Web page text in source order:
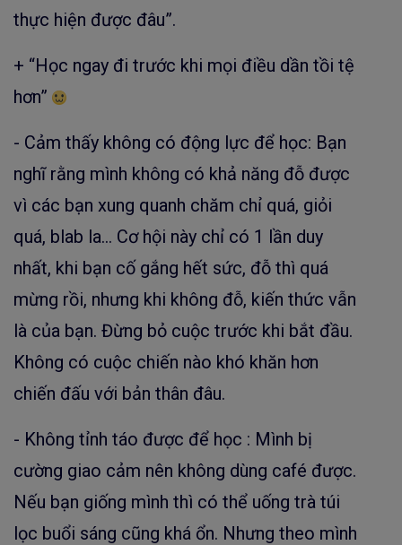
thực hiện được đâu”.
+ “Học ngay đi trước khi mọi điều dần tồi tệ
hơn”
- Cảm thấy không có động lực để học: Bạn
nghĩ rằng mình không có khả năng đỗ được
vì các bạn xung quanh chăm chỉ quá, giỏi
quá, blab la… Cơ hội này chỉ có 1 lần duy
nhất, khi bạn cố gắng hết sức, đỗ thì quá
mừng rồi, nhưng khi không đỗ, kiến thức vẫn
là của bạn. Đừng bỏ cuộc trước khi bắt đầu.
Không có cuộc chiến nào khó khăn hơn
chiến đấu với bản thân đâu.
- Không tỉnh táo được để học : Mình bị
cường giao cảm nên không dùng café được.
Nếu bạn giống mình thì có thể uống trà túi
lọc buổi sáng cũng khá ổn. Nhưng theo mình